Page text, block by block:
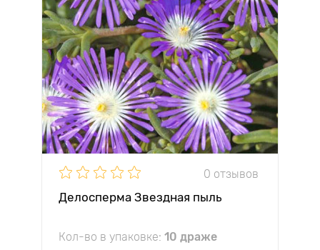
0 отзывов
Делосперма Звездная пыль
Кол-во в упаковке: 10 драже